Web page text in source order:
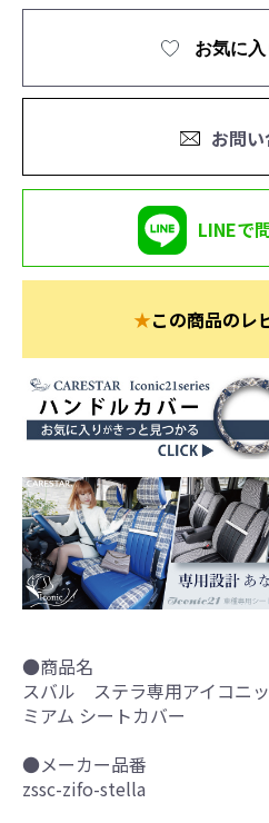
お気に
お問
LINEで
★この商品のレ
●商品名
スバル ステラ専用アイコニ
ミアム シートカバー
●メーカー品番
zssc-zifo-stella